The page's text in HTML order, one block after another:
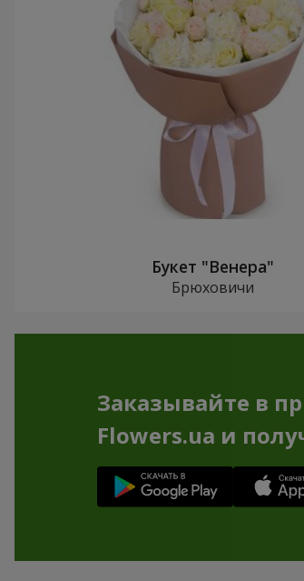
Букет "Венера"
Брюховичи
Заказывайте в
Flowers.ua и